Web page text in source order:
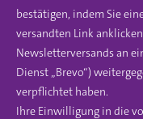
bestätigen, indem Sie
versandten Link
Newsletterversands an
Dienst „Brevo“)
verpflichtet haben.
Ihre Einwilligung in die